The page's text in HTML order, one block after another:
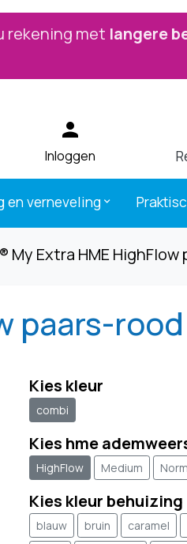
rekening met langere
person
Inloggen
en verneveling keyboard_arrow_down
My Extra HME
paars-
Kies kleur
combi
Kies hme
HighFlow Medium
Kies kleur behuizing
blauw bruin
caramel